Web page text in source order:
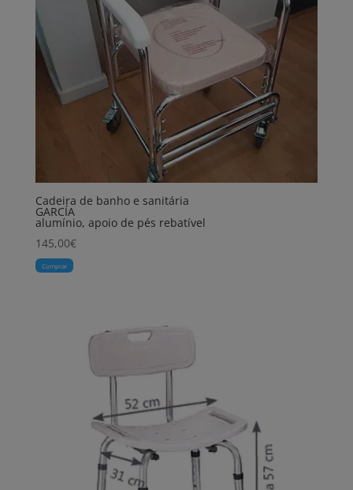
Cadeira de banho e sanitária
GARCÍA
alumínio, apoio de pés rebatível
145,00€
Comprar